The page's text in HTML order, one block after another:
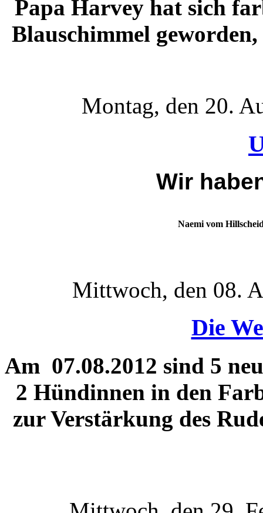
Papa Harvey hat sich
Blauschimmel
Montag, den 20.
Wir
Naemi vom
Mittwoch, den 08.
Die
Am 07.08.2012 sind 5
2 Hündinnen in den
zur Verstärkung des